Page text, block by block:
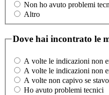
Non ho avuto problemi
Altro
Dove hai incontrato le
A volte le indicazioni non
A volte le indicazioni non
A volte non capivo se
Ho avuto problemi tecnici